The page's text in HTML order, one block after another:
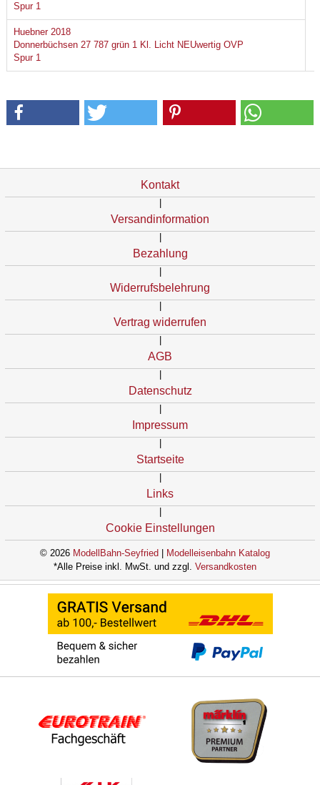
Spur 1
Huebner 2018
Donnerbüchsen 27 787 grün 1 Kl. Licht NEUwertig OVP
Spur 1
Kontakt
Versandinformation
Bezahlung
Widerrufsbelehrung
Vertrag widerrufen
AGB
Datenschutz
Impressum
Startseite
Links
Cookie Einstellungen
© 2026 ModellBahn-Seyfried
Modelleisenbahn Katalog
*Alle Preise inkl. MwSt. und zzgl. Versandkosten